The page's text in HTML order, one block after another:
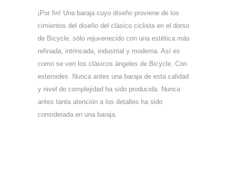
¡Por fin! Una baraja cuyo diseño proviene de los
cimientos del diseño del clásico ciclista en el dorso
de Bicycle, sólo rejuvenecido con una estética más
refinada, intrincada, industrial y moderna. Así es
como se ven los clásicos ángeles de Bicycle. Con
esteroides. Nunca antes una baraja de esta calidad
y nivel de complejidad ha sido producida. Nunca
antes tanta atención a los detalles ha sido
considerada en una baraja.